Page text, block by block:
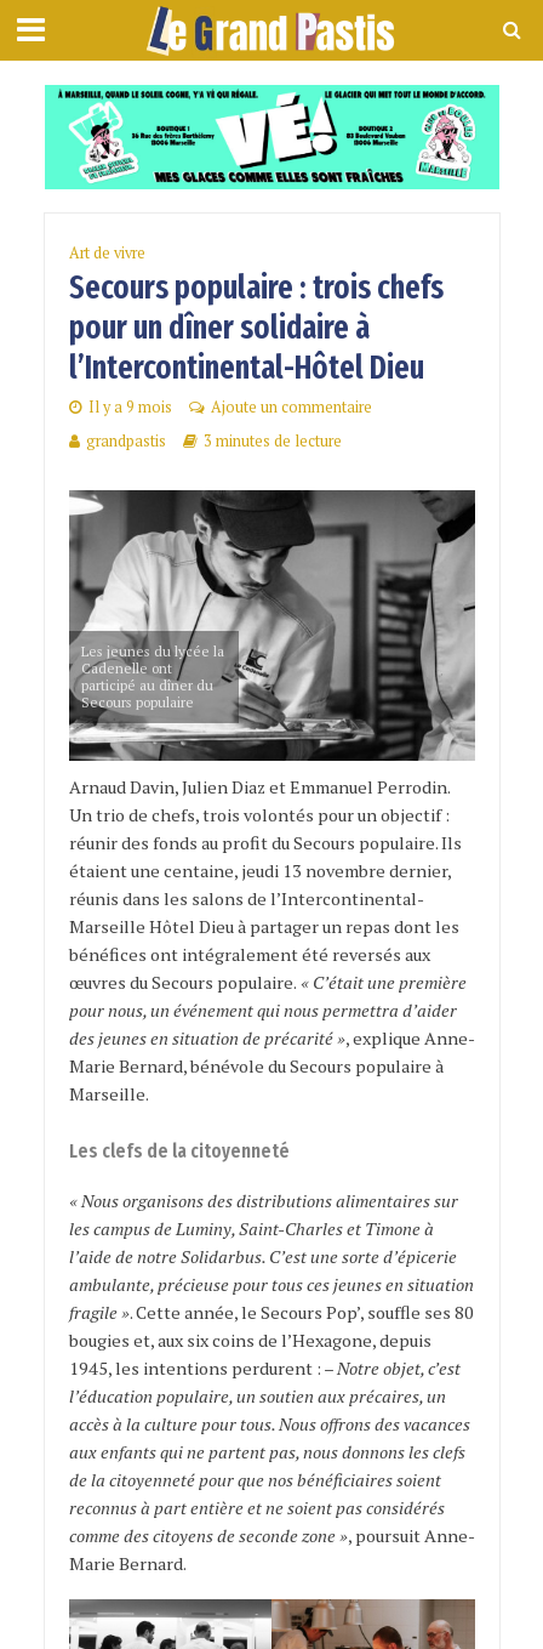
Art de vivre
Secours populaire : trois chefs
pour un dîner solidaire à
l’Intercontinental-Hôtel Dieu
Il y a 9 mois
Ajoute un commentaire
grandpastis
3 minutes de lecture
Les jeunes du lycée la
Cadenelle ont
participé au dîner du
Secours populaire
Arnaud Davin, Julien Diaz et Emmanuel Perrodin.
Un trio de chefs, trois volontés pour un objectif :
réunir des fonds au profit du Secours populaire. Ils
étaient une centaine, jeudi 13 novembre dernier,
réunis dans les salons de l’Intercontinental-
Marseille Hôtel Dieu à partager un repas dont les
bénéfices ont intégralement été reversés aux
œuvres du Secours populaire. « C’était une première
pour nous, un événement qui nous permettra d’aider
des jeunes en situation de précarité », explique Anne-
Marie Bernard, bénévole du Secours populaire à
Marseille.
Les clefs de la citoyenneté
« Nous organisons des distributions alimentaires sur
les campus de Luminy, Saint-Charles et Timone à
l’aide de notre Solidarbus. C’est une sorte d’épicerie
ambulante, précieuse pour tous ces jeunes en situation
fragile ». Cette année, le Secours Pop’, souffle ses 80
bougies et, aux six coins de l’Hexagone, depuis
1945, les intentions perdurent : –Notre objet, c’est
l’éducation populaire, un soutien aux précaires, un
accès à la culture pour tous. Nous offrons des vacances
aux enfants qui ne partent pas, nous donnons les clefs
de la citoyenneté pour que nos bénéficiaires soient
reconnus à part entière et ne soient pas considérés
comme des citoyens de seconde zone », poursuit Anne-
Marie Bernard.